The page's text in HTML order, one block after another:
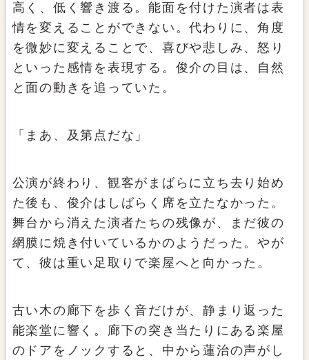
高く、低く響き渡る。能面を付けた演者は表
情を変えることができない。代わりに、角度
を微妙に変えることで、喜びや悲しみ、怒り
といった感情を表現する。俊介の目は、自然
と面の動きを追っていた。
「まあ、及第点だな」
公演が終わり、観客がまばらに立ち去り始め
た後も、俊介はしばらく席を立たなかった。
舞台から消えた演者たちの残像が、まだ彼の
網膜に焼き付いているかのようだった。やが
て、彼は重い足取りで楽屋へと向かった。
古い木の廊下を歩く音だけが、静まり返った
能楽堂に響く。廊下の突き当たりにある楽屋
のドアをノックすると、中から蓮治の声がし